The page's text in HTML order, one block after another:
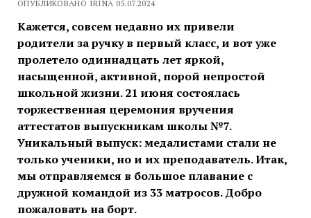
ОПУБЛИКОВАНО IRINA 05.07.2024
Кажется, совсем недавно их привели
родители за ручку в первый класс, и вот уже
пролетело одиннадцать лет яркой,
насыщенной, активной, порой непростой
школьной жизни. 21 июня состоялась
торжественная церемония вручения
аттестатов выпускникам школы №7.
Уникальный выпуск: медалистами стали не
только ученики, но и их преподаватель. Итак,
мы отправляемся в большое плавание с
дружной командой из 33 матросов. Добро
пожаловать на борт.